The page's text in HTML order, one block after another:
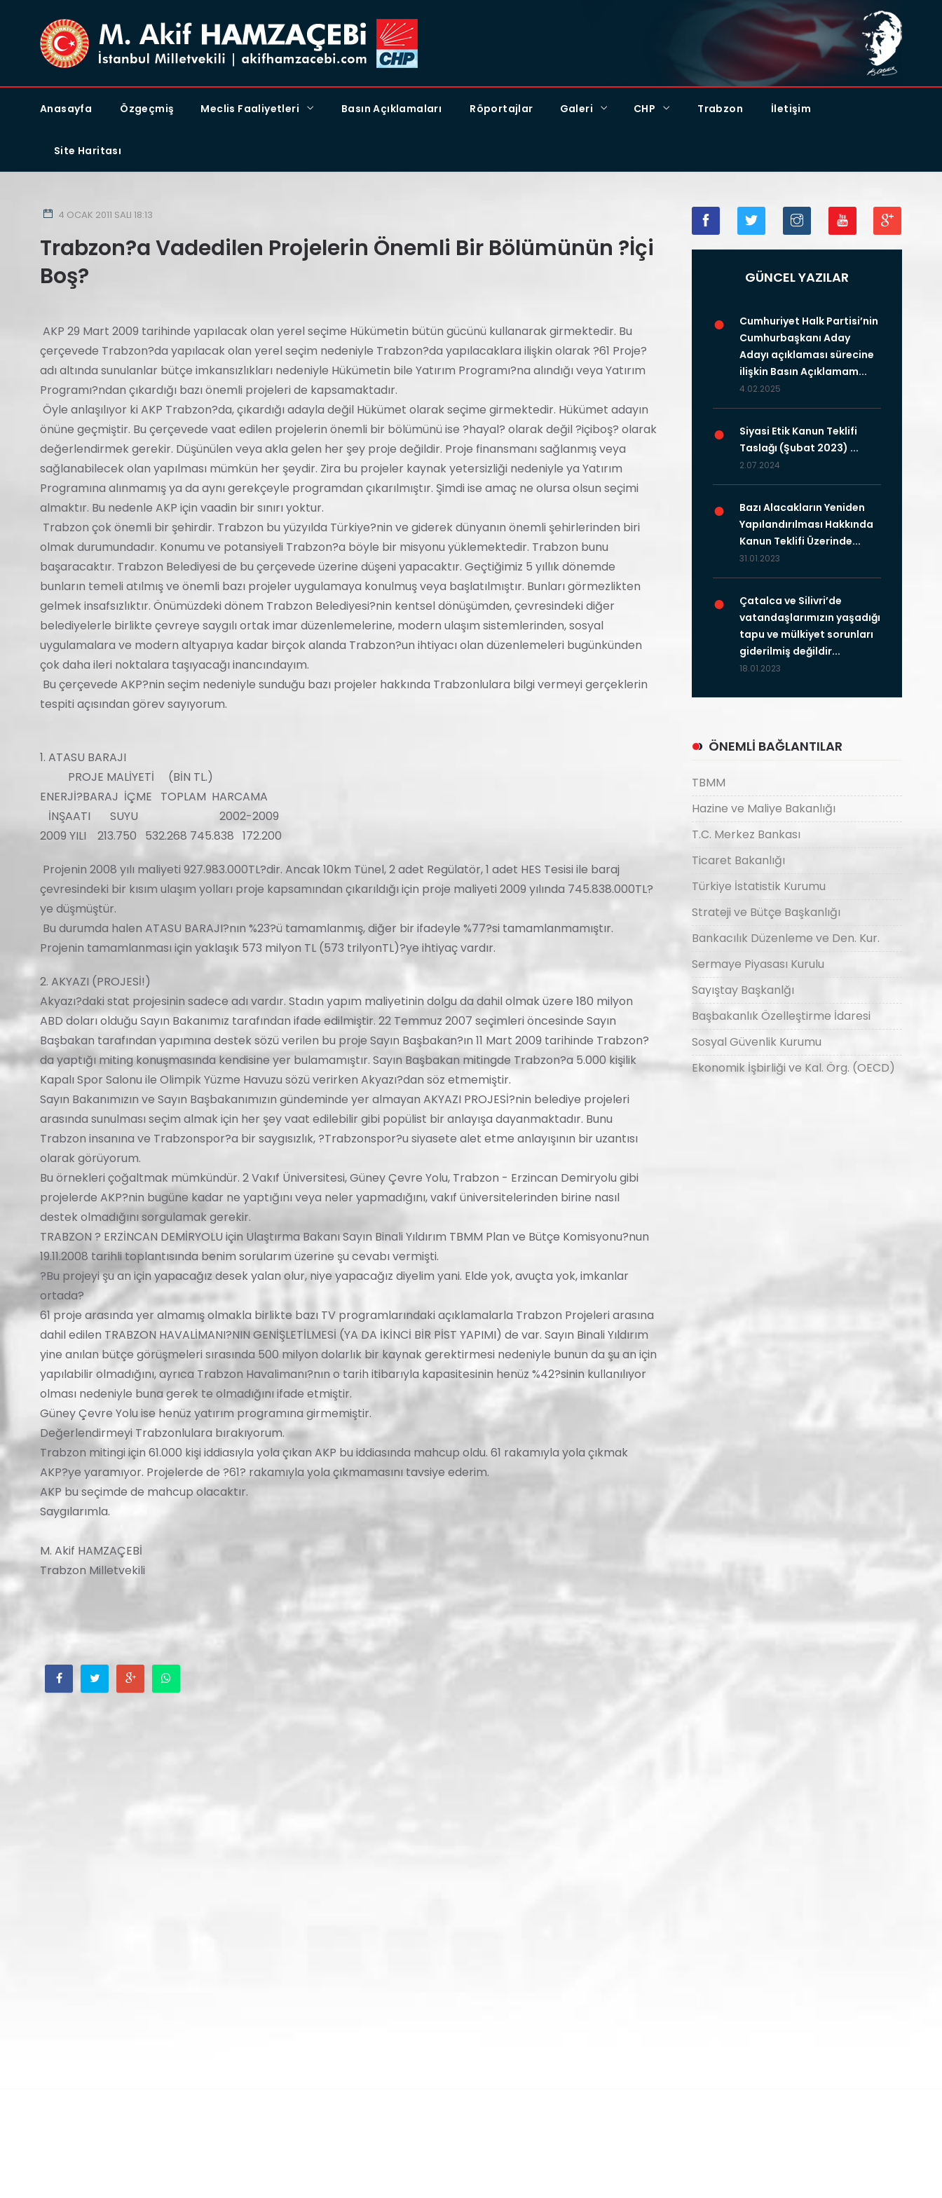
Anasayfa Özgeçmiş Meclis Faaliyetleri Basın Açıklamaları Röportajlar Galeri CHP Trabzon İletişim
Site Haritası
4 OCAK 2011 SALI 18:13
Trabzon?a Vadedilen Projelerin Önemli Bir Bölümünün ?İçi
Boş?
AKP 29 Mart 2009 tarihinde yapılacak olan yerel seçime Hükümetin bütün gücünü kullanarak girmektedir. Bu
çerçevede Trabzon?da yapılacak olan yerel seçim nedeniyle Trabzon?da yapılacaklara ilişkin olarak ?61 Proje?
adı altında sunulanlar bütçe imkansızlıkları nedeniyle Hükümetin bile Yatırım Programı?na alındığı veya Yatırım
Programı?ndan çıkardığı bazı önemli projeleri de kapsamaktadır.
Öyle anlaşılıyor ki AKP Trabzon?da, çıkardığı adayla değil Hükümet olarak seçime girmektedir. Hükümet adayın
önüne geçmiştir. Bu çerçevede vaat edilen projelerin önemli bir bölümünü ise ?hayal? olarak değil ?içiboş? olarak
değerlendirmek gerekir. Düşünülen veya akla gelen her şey proje değildir. Proje finansmanı sağlanmış veya
sağlanabilecek olan yapılması mümkün her şeydir. Zira bu projeler kaynak yetersizliği nedeniyle ya Yatırım
Programına alınmamış ya da aynı gerekçeyle programdan çıkarılmıştır. Şimdi ise amaç ne olursa olsun seçimi
almaktır. Bu nedenle AKP için vaadin bir sınırı yoktur.
Trabzon çok önemli bir şehirdir. Trabzon bu yüzyılda Türkiye?nin ve giderek dünyanın önemli şehirlerinden biri
olmak durumundadır. Konumu ve potansiyeli Trabzon?a böyle bir misyonu yüklemektedir. Trabzon bunu
başaracaktır. Trabzon Belediyesi de bu çerçevede üzerine düşeni yapacaktır. Geçtiğimiz 5 yıllık dönemde
bunların temeli atılmış ve önemli bazı projeler uygulamaya konulmuş veya başlatılmıştır. Bunları görmezlikten
gelmek insafsızlıktır. Önümüzdeki dönem Trabzon Belediyesi?nin kentsel dönüşümden, çevresindeki diğer
belediyelerle birlikte çevreye saygılı ortak imar düzenlemelerine, modern ulaşım sistemlerinden, sosyal
uygulamalara ve modern altyapıya kadar birçok alanda Trabzon?un ihtiyacı olan düzenlemeleri bugünkünden
çok daha ileri noktalara taşıyacağı inancındayım.
Bu çerçevede AKP?nin seçim nedeniyle sunduğu bazı projeler hakkında Trabzonlulara bilgi vermeyi gerçeklerin
tespiti açısından görev sayıyorum.
1. ATASU BARAJI
PROJE MALİYETİ (BİN TL.)
ENERJİ?BARAJ İÇME TOPLAM HARCAMA
İNŞAATI SUYU 2002-2009
2009 YILI 213.750 532.268 745.838 172.200
Projenin 2008 yılı maliyeti 927.983.000TL?dir. Ancak 10km Tünel, 2 adet Regülatör, 1 adet HES Tesisi ile baraj
çevresindeki bir kısım ulaşım yolları proje kapsamından çıkarıldığı için proje maliyeti 2009 yılında 745.838.000TL?
ye düşmüştür.
Bu durumda halen ATASU BARAJI?nın %23?ü tamamlanmış, diğer bir ifadeyle %77?si tamamlanmamıştır.
Projenin tamamlanması için yaklaşık 573 milyon TL (573 trilyonTL)?ye ihtiyaç vardır.
2. AKYAZI (PROJESİ!)
Akyazı?daki stat projesinin sadece adı vardır. Stadın yapım maliyetinin dolgu da dahil olmak üzere 180 milyon
ABD doları olduğu Sayın Bakanımız tarafından ifade edilmiştir. 22 Temmuz 2007 seçimleri öncesinde Sayın
Başbakan tarafından yapımına destek sözü verilen bu proje Sayın Başbakan?ın 11 Mart 2009 tarihinde Trabzon?
da yaptığı miting konuşmasında kendisine yer bulamamıştır. Sayın Başbakan mitingde Trabzon?a 5.000 kişilik
Kapalı Spor Salonu ile Olimpik Yüzme Havuzu sözü verirken Akyazı?dan söz etmemiştir.
Sayın Bakanımızın ve Sayın Başbakanımızın gündeminde yer almayan AKYAZI PROJESİ?nin belediye projeleri
arasında sunulması seçim almak için her şey vaat edilebilir gibi popülist bir anlayışa dayanmaktadır. Bunu
Trabzon insanına ve Trabzonspor?a bir saygısızlık, ?Trabzonspor?u siyasete alet etme anlayışının bir uzantısı
olarak görüyorum.
Bu örnekleri çoğaltmak mümkündür. 2 Vakıf Üniversitesi, Güney Çevre Yolu, Trabzon - Erzincan Demiryolu gibi
projelerde AKP?nin bugüne kadar ne yaptığını veya neler yapmadığını, vakıf üniversitelerinden birine nasıl
destek olmadığını sorgulamak gerekir.
TRABZON ? ERZİNCAN DEMİRYOLU için Ulaştırma Bakanı Sayın Binali Yıldırım TBMM Plan ve Bütçe Komisyonu?nun
19.11.2008 tarihli toplantısında benim sorularım üzerine şu cevabı vermişti.
?Bu projeyi şu an için yapacağız desek yalan olur, niye yapacağız diyelim yani. Elde yok, avuçta yok, imkanlar
ortada?
61 proje arasında yer almamış olmakla birlikte bazı TV programlarındaki açıklamalarla Trabzon Projeleri arasına
dahil edilen TRABZON HAVALİMANI?NIN GENİŞLETİLMESİ (YA DA İKİNCİ BİR PİST YAPIMI) de var. Sayın Binali Yıldırım
yine anılan bütçe görüşmeleri sırasında 500 milyon dolarlık bir kaynak gerektirmesi nedeniyle bunun da şu an için
yapılabilir olmadığını, ayrıca Trabzon Havalimanı?nın o tarih itibarıyla kapasitesinin henüz %42?sinin kullanılıyor
olması nedeniyle buna gerek te olmadığını ifade etmiştir.
Güney Çevre Yolu ise henüz yatırım programına girmemiştir.
Değerlendirmeyi Trabzonlulara bırakıyorum.
Trabzon mitingi için 61.000 kişi iddiasıyla yola çıkan AKP bu iddiasında mahcup oldu. 61 rakamıyla yola çıkmak
AKP?ye yaramıyor. Projelerde de ?61? rakamıyla yola çıkmamasını tavsiye ederim.
AKP bu seçimde de mahcup olacaktır.
Saygılarımla.
M. Akif HAMZAÇEBİ
Trabzon Milletvekili
GÜNCEL YAZILAR
●
Cumhuriyet Halk Partisi’nin
Cumhurbaşkanı Aday
Adayı açıklaması sürecine
ilişkin Basın Açıklamam...
4.02.2025
●
Siyasi Etik Kanun Teklifi
Taslağı (Şubat 2023) ...
2.07.2024
●
Bazı Alacakların Yeniden
Yapılandırılması Hakkında
Kanun Teklifi Üzerinde...
31.01.2023
●
Çatalca ve Silivri’de
vatandaşlarımızın yaşadığı
tapu ve mülkiyet sorunları
giderilmiş değildir...
18.01.2023
ÖNEMLİ BAĞLANTILAR
TBMM
Hazine ve Maliye Bakanlığı
T.C. Merkez Bankası
Ticaret Bakanlığı
Türkiye İstatistik Kurumu
Strateji ve Bütçe Başkanlığı
Bankacılık Düzenleme ve Den. Kur.
Sermaye Piyasası Kurulu
Sayıştay Başkanlğı
Başbakanlık Özelleştirme İdaresi
Sosyal Güvenlik Kurumu
Ekonomik İşbirliği ve Kal. Örg. (OECD)